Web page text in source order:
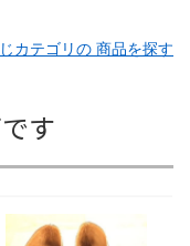
カテゴリの 商品を探す
す